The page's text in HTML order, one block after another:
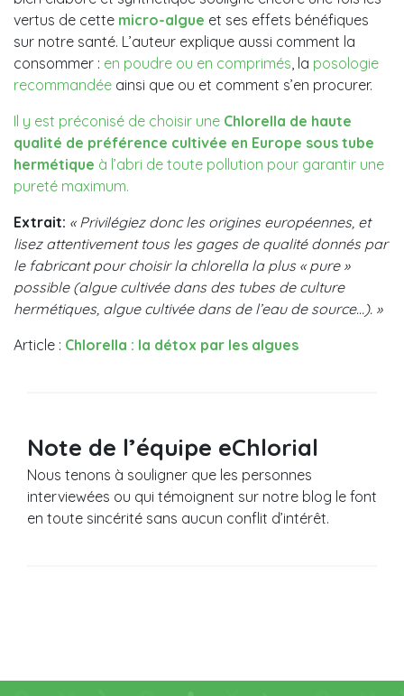
vertus de cette micro-algue et ses effets bénéfiques
sur notre santé. L’auteur explique aussi comment la
consommer : en poudre ou en comprimés , la posologie
recommandée ainsi que ou et comment s’en procurer.
Il y est préconisé de choisir une Chlorella de haute
qualité de préférence cultivée en Europe sous tube
hermétique à l’abri de toute pollution pour garantir une
pureté maximum.
Extrait: « Privilégiez donc les origines européennes, et
lisez attentivement tous les gages de qualité donnés par
le fabricant pour choisir la chlorella la plus « pure »
possible (algue cultivée dans des tubes de culture
hermétiques, algue cultivée dans de l’eau de source…). »
Article : Chlorella : la détox par les algues
Note de l’équipe eChlorial
Nous tenons à souligner que les personnes
interviewées ou qui témoignent sur notre blog le font
en toute sincérité sans aucun conflit d’intérêt.